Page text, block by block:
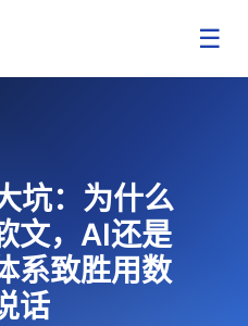
☰
坑：为什么
文，AI还是
系致胜用数
话